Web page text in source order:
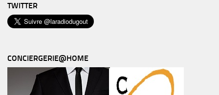
TWITTER
CONCIERGERIE@HOME